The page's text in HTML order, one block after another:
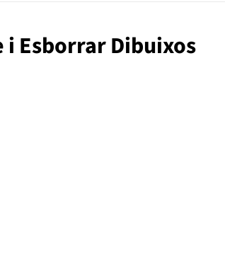
Esborrar Dibuixos